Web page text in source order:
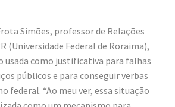
Simões, professor de Relações
(Universidade Federal de Roraima),
usada como justificativa para falhas
públicos e para conseguir verbas
federal. “Ao meu ver, essa situação